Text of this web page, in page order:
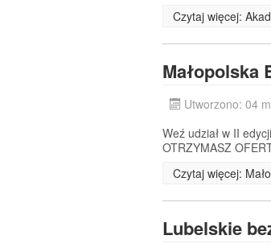
Czytaj więcej:
Małopolska
Utworzono: 04
Weź udział w II
OTRZYMASZ
Czytaj więcej:
Lubelskie